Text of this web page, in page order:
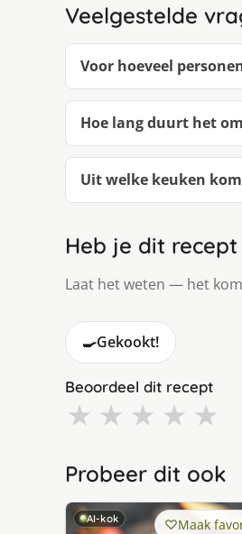
Veelgestelde
Voor hoeveel
Hoe lang duurt het
Uit welke keuken
Heb je dit
Laat het weten — het
🍳Gekookt!
Beoordeel dit recept
★ ★ ★ ★ ★
Probeer dit ook
AI-kok Maak